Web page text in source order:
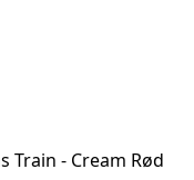
Train - Cream Rød